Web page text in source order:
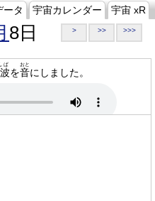
ータ 宇宙カレンダー 宇宙 xR
8日 > >> >>>
ぱ
を音
おと
にしました。